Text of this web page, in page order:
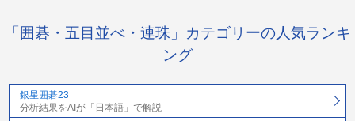
「囲碁・五目並べ・連珠」カテゴリーの人気ランキ
ング
銀星囲碁23
分析結果をAIが「日本語」で解説